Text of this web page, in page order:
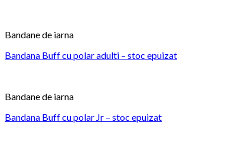
Bandane de iarna
Bandana Buff cu polar adulti – stoc epuizat
Bandane de iarna
Bandana Buff cu polar Jr – stoc epuizat